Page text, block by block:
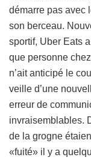
démarre pas avec
son berceau.
sportif, Uber Eats
que personne
n’ait anticipé le
veille d’une
erreur de
invraisemblables.
de la grogne
«fuité» il y a